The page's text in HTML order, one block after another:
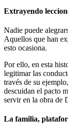
Extrayendo
Nadie puede
Aquellos que han
esto ocasiona.
Por ello, en esta
legitimar las
través de su
descuidan el pacto
servir en la obra de
La familia,